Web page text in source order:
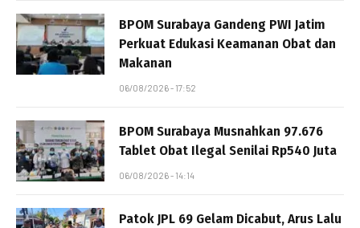
BPOM Surabaya Gandeng PWI Jatim
Perkuat Edukasi Keamanan Obat dan
Makanan
06/08/2026 - 17:52
BPOM Surabaya Musnahkan 97.676
Tablet Obat Ilegal Senilai Rp540 Juta
06/08/2026 - 14:14
Patok JPL 69 Gelam Dicabut, Arus Lalu